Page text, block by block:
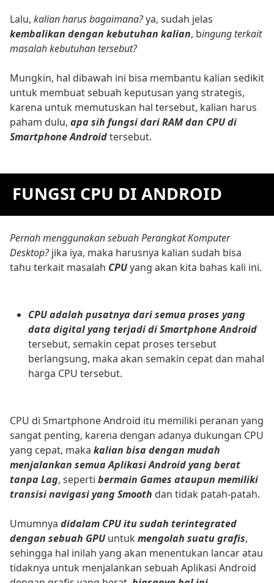
Lalu, kalian harus bagaimana?ya, sudah jelas
kembalikan dengan kebutuhan kalian, bingung terkait
masalah kebutuhan tersebut?
Mungkin, hal dibawah ini bisa membantu kalian sedikit
untuk membuat sebuah keputusan yang strategis,
karena untuk memutuskan hal tersebut, kalian harus
paham dulu, apa sih fungsi dari RAM dan CPU di
Smartphone Androidtersebut.
FUNGSI CPU DI ANDROID
Pernah menggunakan sebuah Perangkat Komputer
Desktop?jika iya, maka harusnya kalian sudah bisa
tahu terkait masalah CPUyang akan kita bahas kali ini.
CPU adalah pusatnya dari semua proses yang
data digital yang terjadi di Smartphone Android
tersebut, semakin cepat proses tersebut
berlangsung, maka akan semakin cepat dan mahal
harga CPU tersebut.
CPU di Smartphone Android itu memiliki peranan yang
sangat penting, karena dengan adanya dukungan CPU
yang cepat, maka kalian bisa dengan mudah
menjalankan semua Aplikasi Android yang berat
tanpa Lag, seperti bermain Games ataupun memiliki
transisi navigasi yang Smooth dan tidak patah-patah.
Umumnya didalam CPU itu sudah terintegrated
dengan sebuah GPU untukmengolah suatu grafis,
sehingga hal inilah yang akan menentukan lancar atau
tidaknya untuk menjalankan sebuah Aplikasi Android